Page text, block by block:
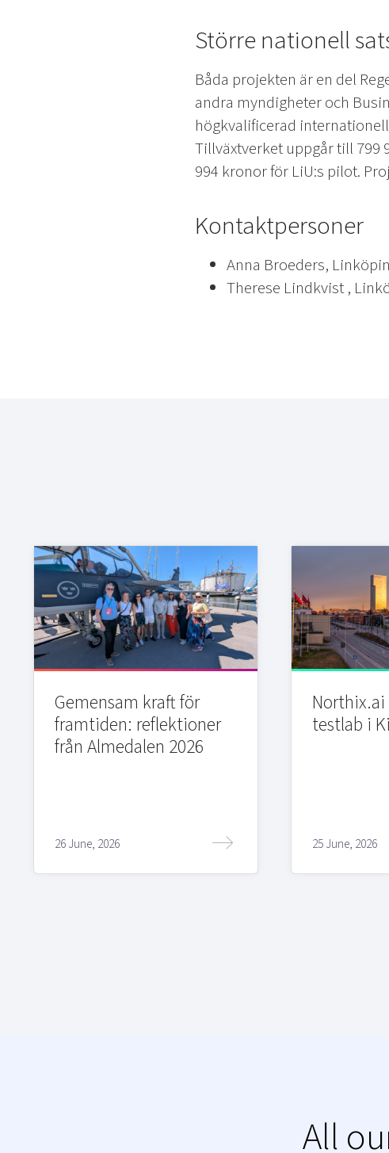
Större nationell
Båda projekten är en del
andra myndigheter och
högkvalificerad
Tillväxtverket uppgår till 799
994 kronor för LiU:s pilot.
Kontaktpersoner
Anna Broeders,
Therese Lindkvist ,
Gemensam kraft för
framtiden: reflektioner
från Almedalen 2026
26 June, 2026
Northix.ai
testlab i
25 June, 2026
All